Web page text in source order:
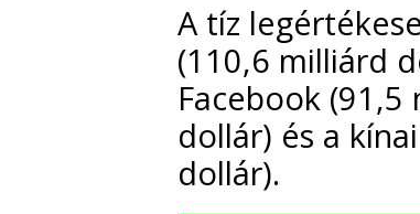
A tíz
(110,6 milliárd
Facebook
dollár) és a
dollár).